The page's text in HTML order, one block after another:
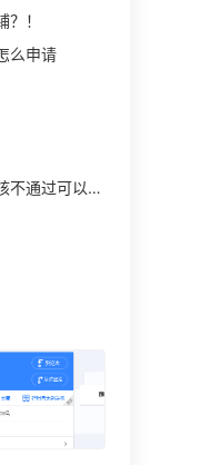
！
么申请
抖音认领门指路人地图标注服务中心审核不通过可以删除不